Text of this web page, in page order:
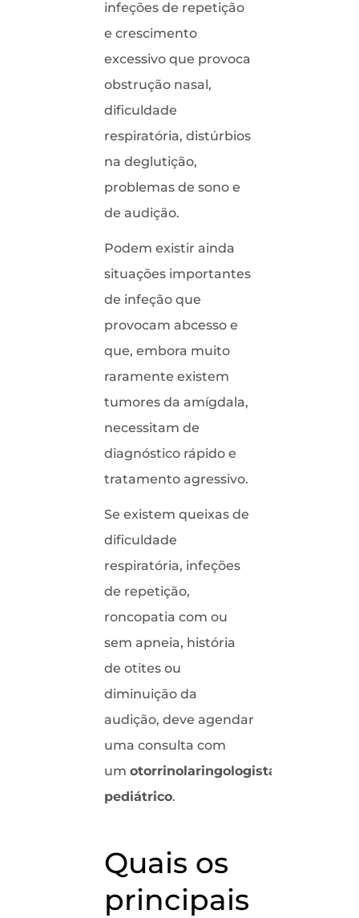
infeções de repetição
e crescimento
excessivo que provoca
obstrução nasal,
dificuldade
respiratória, distúrbios
na deglutição,
problemas de sono e
de audição.
Podem existir ainda
situações importantes
de infeção que
provocam abcesso e
que, embora muito
raramente existem
tumores da amígdala,
necessitam de
diagnóstico rápido e
tratamento agressivo.
Se existem queixas de
dificuldade
respiratória, infeções
de repetição,
roncopatia com ou
sem apneia, história
de otites ou
diminuição da
audição, deve agendar
uma consulta com
um otorrinolaringologista
pediátrico.
Quais os
principais